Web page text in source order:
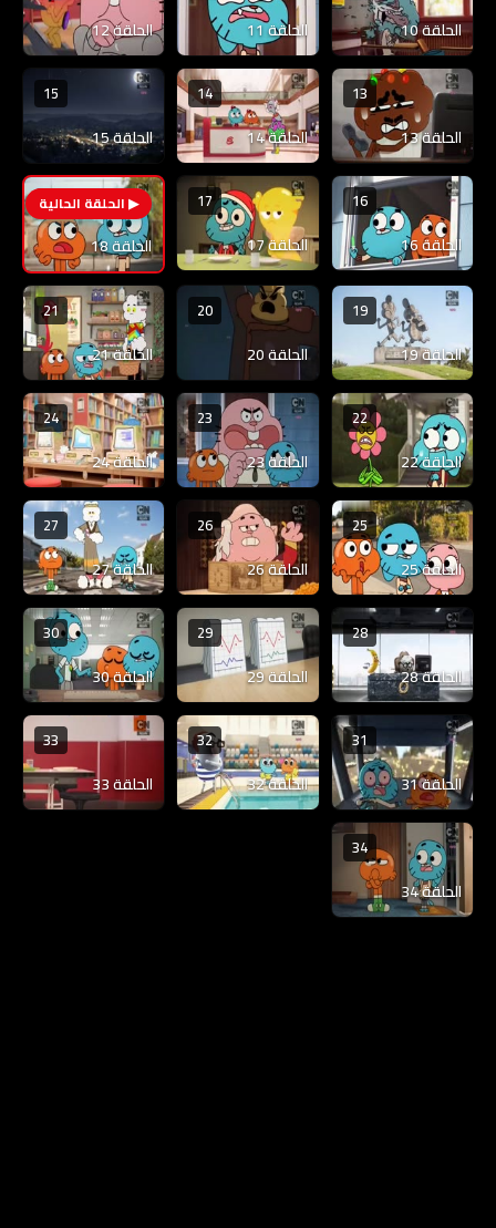
الحلقة 10 الحلقة 11 الحلقة 12
13
الحلقة 13
14
الحلقة 14
15
الحلقة 15
16
الحلقة 16
17
الحلقة 17
18
الحلقة 18
19
الحلقة 19
20
الحلقة 20
21
الحلقة 21
22
الحلقة 22
23
الحلقة 23
24
الحلقة 24
25
الحلقة 25
26
الحلقة 26
27
الحلقة 27
28
الحلقة 28
29
الحلقة 29
30
الحلقة 30
31
الحلقة 31
32
الحلقة 32
33
الحلقة 33
34
الحلقة 34